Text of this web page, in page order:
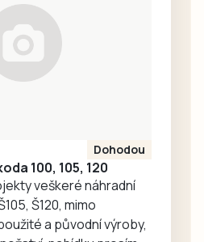
Dohodou
100, 105, 120
veškeré náhradní
Š120, mimo
a původní výroby,